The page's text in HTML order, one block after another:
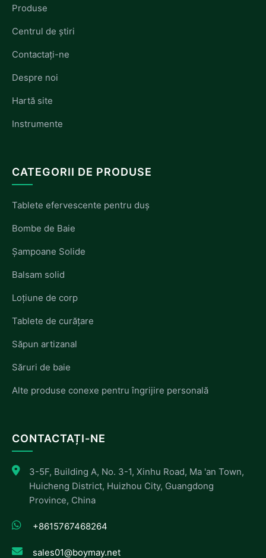
Produse
Centrul de știri
Contactați-ne
Despre noi
Hartă site
Instrumente
CATEGORII DE PRODUSE
Tablete efervescente pentru duș
Bombe de Baie
Șampoane Solide
Balsam solid
Loțiune de corp
Tablete de curățare
Săpun artizanal
Săruri de baie
Alte produse conexe pentru îngrijire personală
CONTACTAȚI-NE
3-5F, Building A, No. 3-1, Xinhu Road, Ma 'an Town,
Huicheng District, Huizhou City, Guangdong
Province, China
+8615767468264
sales01@boymay.net